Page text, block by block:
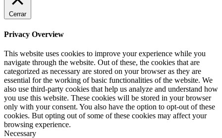
Cerrar
Privacy Overview
This website uses cookies to improve your experience while you
navigate through the website. Out of these, the cookies that are
categorized as necessary are stored on your browser as they are
essential for the working of basic functionalities of the website. We
also use third-party cookies that help us analyze and understand how
you use this website. These cookies will be stored in your browser
only with your consent. You also have the option to opt-out of these
cookies. But opting out of some of these cookies may affect your
browsing experience.
Necessary